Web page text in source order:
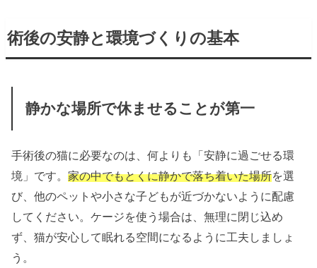
術後の安静と環境づくりの基本
静かな場所で休ませることが第一
手術後の猫に必要なのは、何よりも「安静に過ごせる環
境」です。家の中でもとくに静かで落ち着いた場所を選
び、他のペットや小さな子どもが近づかないように配慮
してください。ケージを使う場合は、無理に閉じ込め
ず、猫が安心して眠れる空間になるように工夫しましょ
う。